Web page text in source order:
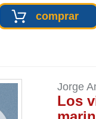
comprar
Jorge
Los